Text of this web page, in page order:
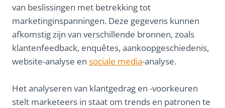
van beslissingen met betrekking tot
marketinginspanningen. Deze gegevens kunnen
afkomstig zijn van verschillende bronnen, zoals
klantenfeedback, enquêtes, aankoopgeschiedenis,
website-analyse en sociale media-analyse.
Het analyseren van klantgedrag en -voorkeuren
stelt marketeers in staat om trends en patronen te